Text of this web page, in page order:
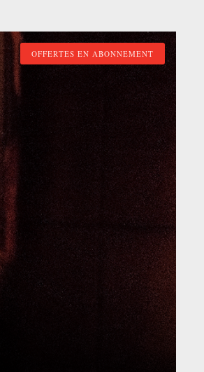
OFFERTES EN ABONNEMENT